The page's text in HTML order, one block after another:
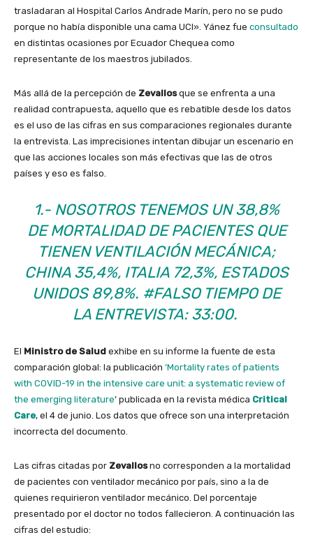
trasladaran al Hospital Carlos Andrade Marín, pero no se pudo
porque no había disponible una cama UCI». Yánez fue consultado
en distintas ocasiones por Ecuador Chequea como
representante de los maestros jubilados.
Más allá de la percepción de Zevallosque se enfrenta a una
realidad contrapuesta, aquello que es rebatible desde los datos
es el uso de las cifras en sus comparaciones regionales durante
la entrevista. Las imprecisiones intentan dibujar un escenario en
que las acciones locales son más efectivas que las de otros
países y eso es falso.
1.- NOSOTROS TENEMOS UN 38,8%
DE MORTALIDAD DE PACIENTES QUE
TIENEN VENTILACIÓN MECÁNICA;
CHINA 35,4%, ITALIA 72,3%, ESTADOS
UNIDOS 89,8%. #FALSO TIEMPO DE
LA ENTREVISTA: 33:00.
El Ministro de Salud exhibe en su informe la fuente de esta
comparación global: la publicación ‘Mortality rates of patients
with COVID-19 in the intensive care unit: a systematic review of
the emerging literature’ publicada en la revista médica Critical
Care, el 4 de junio. Los datos que ofrece son una interpretación
incorrecta del documento.
Las cifras citadas por Zevallosno corresponden a la mortalidad
de pacientes con ventilador mecánico por país, sino a la de
quienes requirieron ventilador mecánico. Del porcentaje
presentado por el doctor no todos fallecieron. A continuación las
cifras del estudio: